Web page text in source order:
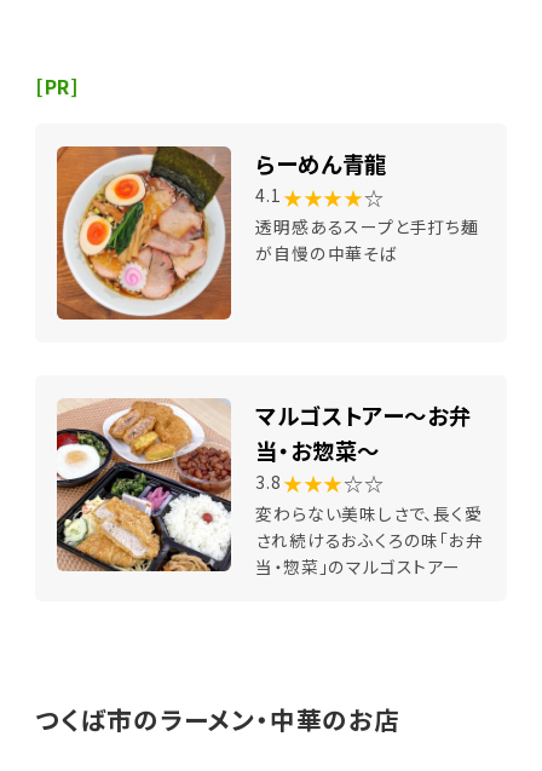
を引き揚げて、時間をかけて熱々にしてもらえます。割
[PR]
らーめん青龍
4.1 ★★★★☆
透明感あるスープと手打ち麺
が自慢の中華そば
マルゴストアー～お弁
当・お惣菜～
3.8 ★★★☆☆
変わらない美味しさで、長く愛
され続けるおふくろの味「お弁
当・惣菜」のマルゴストアー
つくば市のラーメン・中華のお店